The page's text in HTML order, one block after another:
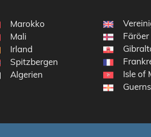
Marokko
Mali
Irland
Spitzbergen
Algerien
Färöer
Isle of